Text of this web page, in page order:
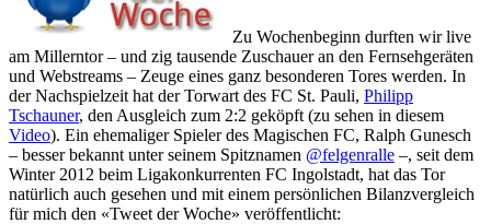
Zu Wochenbeginn durften wir live
am Millerntor – und zig tausende Zuschauer an den Fernsehgeräten
und Webstreams – Zeuge eines ganz besonderen Tores werden. In
der Nachspielzeit hat der Torwart des FC St. Pauli, Philipp
Tschauner, den Ausgleich zum 2:2 geköpft (zu sehen in diesem
Video). Ein ehemaliger Spieler des Magischen FC, Ralph Gunesch
– besser bekannt unter seinem Spitznamen @felgenralle –, seit dem
Winter 2012 beim Ligakonkurrenten FC Ingolstadt, hat das Tor
natürlich auch gesehen und mit einem persönlichen Bilanzvergleich
für mich den «Tweet der Woche» veröffentlicht: